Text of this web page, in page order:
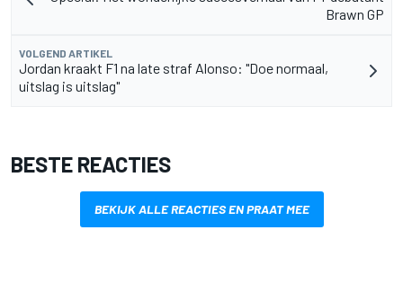
Brawn GP
VOLGEND ARTIKEL
Jordan kraakt F1 na late straf Alonso: "Doe normaal,
uitslag is uitslag"
BESTE REACTIES
BEKIJK ALLE REACTIES EN PRAAT MEE